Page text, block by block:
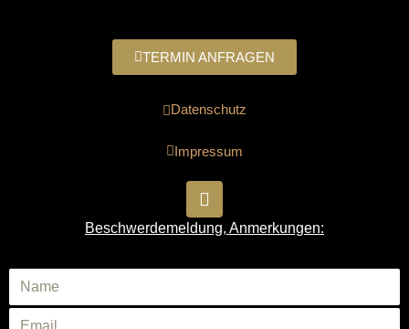
TERMIN ANFRAGEN
Datenschutz
Impressum
Beschwerdemeldung, Anmerkungen: